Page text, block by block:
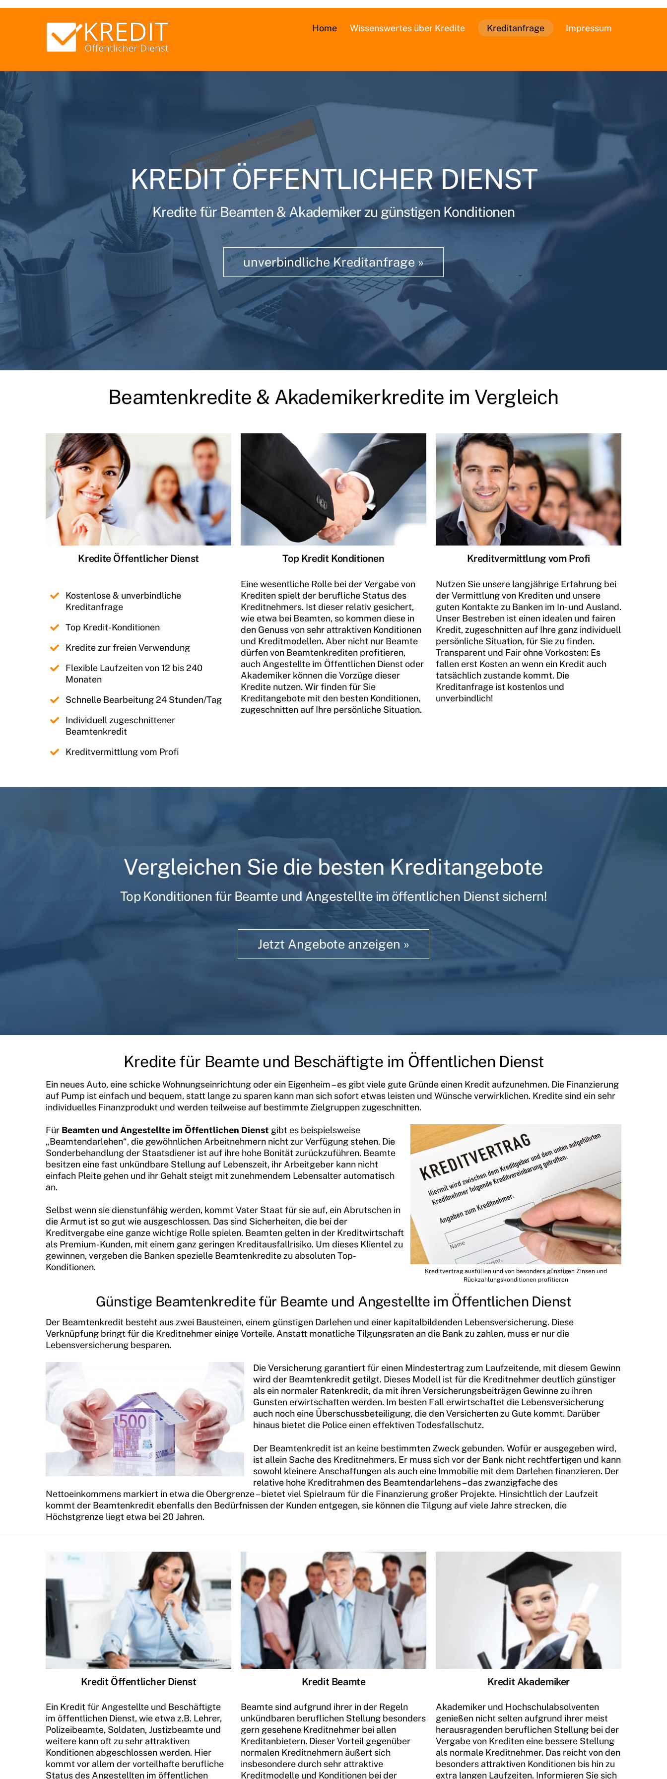
Kreditanfrage
KREDIT ÖFFENTLICHER DIENST
Kredite für Beamten & Akademiker zu günstigen Konditionen
unverbindliche Kreditanfrage »
Beamtenkredite & Akademikerkredite im Vergleich
Kredite Öffentlicher Dienst
Kostenlose & unverbindliche
Kreditanfrage
Top Kredit-Konditionen
Kredite zur freien Verwendung
Flexible Laufzeiten von 12 bis 240
Monaten
Schnelle Bearbeitung 24 Stunden/Tag
Individuell zugeschnittener
Beamtenkredit
Kreditvermittlung vom Profi
Top Kredit Konditionen
Eine wesentliche Rolle bei der Vergabe von
Krediten spielt der berufliche Status des
Kreditnehmers. Ist dieser relativ gesichert,
wie etwa bei Beamten, so kommen diese in
den Genuss von sehr attraktiven Konditionen
und Kreditmodellen. Aber nicht nur Beamte
dürfen von Beamtenkrediten profitieren,
auch Angestellte im Öffentlichen Dienst oder
Akademiker können die Vorzüge dieser
Kredite nutzen. Wir finden für Sie
Kreditangebote mit den besten Konditionen,
zugeschnitten auf Ihre persönliche Situation.
Kreditvermittlung vom Profi
Nutzen Sie unsere langjährige Erfahrung bei
der Vermittlung von Krediten und unsere
guten Kontakte zu Banken im In- und Ausland.
Unser Bestreben ist einen idealen und fairen
Kredit, zugeschnitten auf Ihre ganz individuell
persönliche Situation, für Sie zu finden.
Transparent und Fair ohne Vorkosten: Es
fallen erst Kosten an wenn ein Kredit auch
tatsächlich zustande kommt. Die
Kreditanfrage ist kostenlos und
unverbindlich!
Vergleichen Sie die besten Kreditangebote
Top Konditionen für Beamte und Angestellte im öffentlichen Dienst sichern!
Jetzt Angebote anzeigen »
Kredite für Beamte und Beschäftigte im Öffentlichen Dienst
Ein neues Auto, eine schicke Wohnungseinrichtung oder ein Eigenheim – es gibt viele gute Gründe einen Kredit aufzunehmen. Die Finanzierung
auf Pump ist einfach und bequem, statt lange zu sparen kann man sich sofort etwas leisten und Wünsche verwirklichen. Kredite sind ein sehr
individuelles Finanzprodukt und werden teilweise auf bestimmte Zielgruppen zugeschnitten.
Rückzahlungskonditionen profitieren
Für Beamten und Angestellte im Öffentlichen Dienst
gibt es beispielsweise
„Beamtendarlehen“, die gewöhnlichen Arbeitnehmern nicht zur Verfügung stehen. Die
Sonderbehandlung der Staatsdiener ist auf ihre hohe Bonität zurückzuführen. Beamte
besitzen eine fast unkündbare Stellung auf Lebenszeit, ihr Arbeitgeber kann nicht
einfach Pleite gehen und ihr Gehalt steigt mit zunehmendem Lebensalter automatisch
an.
Selbst wenn sie dienstunfähig werden, kommt Vater Staat für sie auf, ein Abrutschen in
die Armut ist so gut wie ausgeschlossen. Das sind Sicherheiten, die bei der
Kreditvergabe eine ganze wichtige Rolle spielen. Beamten gelten in der Kreditwirtschaft
als Premium-Kunden, mit einem ganz geringen Kreditausfallrisiko. Um dieses Klientel zu
gewinnen, vergeben die Banken spezielle Beamtenkredite zu absoluten Top-
Konditionen.
Günstige Beamtenkredite für Beamte und Angestellte im Öffentlichen Dienst
Der Beamtenkredit besteht aus zwei Bausteinen, einem günstigen Darlehen und einer kapitalbildenden Lebensversicherung. Diese
Verknüpfung bringt für die Kreditnehmer einige Vorteile. Anstatt monatliche Tilgungsraten an die Bank zu zahlen, muss er nur die
Lebensversicherung besparen.
Die Versicherung garantiert für einen Mindestertrag zum Laufzeitende, mit diesem Gewinn
wird der Beamtenkredit getilgt. Dieses Modell ist für die Kreditnehmer deutlich günstiger
als ein normaler Ratenkredit, da mit ihren Versicherungsbeiträgen Gewinne zu ihren
Gunsten erwirtschaften werden. Im besten Fall erwirtschaftet die Lebensversicherung
auch noch eine Überschussbeteiligung, die den Versicherten zu Gute kommt. Darüber
hinaus bietet die Police einen effektiven Todesfallschutz.
Der Beamtenkredit ist an keine bestimmten Zweck gebunden. Wofür er ausgegeben wird,
ist allein Sache des Kreditnehmers. Er muss sich vor der Bank nicht rechtfertigen und kann
sowohl kleinere Anschaffungen als auch eine Immobilie mit dem Darlehen finanzieren. Der
relative hohe Kreditrahmen des Beamtendarlehens – das zwanzigfache des
Nettoeinkommens markiert in etwa die Obergrenze – bietet viel Spielraum für die Finanzierung großer Projekte. Hinsichtlich der Laufzeit
kommt der Beamtenkredit ebenfalls den Bedürfnissen der Kunden entgegen, sie können die Tilgung auf viele Jahre strecken, die
Höchstgrenze liegt etwa bei 20 Jahren.
Kredit Öffentlicher Dienst
Ein Kredit für Angestellte und Beschäftigte
im öffentlichen Dienst, wie etwa z.B. Lehrer,
Polizeibeamte, Soldaten, Justizbeamte und
weitere kann oft zu sehr attraktiven
Konditionen abgeschlossen werden. Hier
kommt vor allem der vorteilhafte berufliche
Status des Angestellten im öffentlichen
Kredit Beamte
Beamte sind aufgrund ihrer in der Regeln
unkündbaren beruflichen Stellung besonders
gern gesehene Kreditnehmer bei allen
Kreditanbietern. Dieser Vorteil gegenüber
normalen Kreditnehmern äußert sich
insbesondere durch sehr attraktive
Kreditmodelle und Konditionen bei der
Kredit Akademiker
Akademiker und Hochschulabsolventen
genießen nicht selten aufgrund ihrer meist
herausragenden beruflichen Stellung bei der
Vergabe von Krediten eine bessere Stellung
als normale Kreditnehmer. Das reicht von den
besonders attraktiven Konditionen bis hin zu
extra langen Laufzeiten. Informieren Sie sich